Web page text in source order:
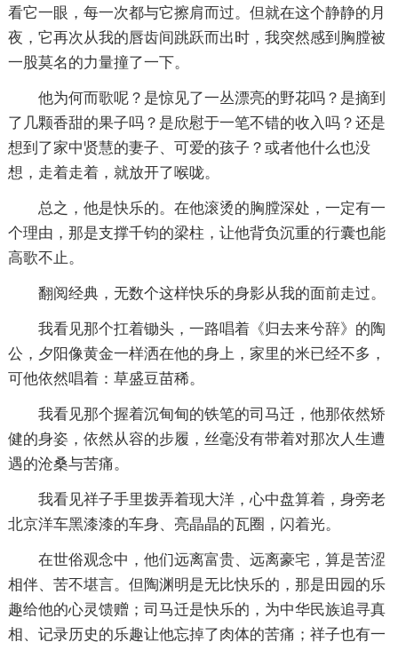
看它一眼，每一次都与它擦肩而过。但就在这个静静的月
夜，它再次从我的唇齿间跳跃而出时，我突然感到胸膛被
一股莫名的力量撞了一下。
他为何而歌呢？是惊见了一丛漂亮的野花吗？是摘到
了几颗香甜的果子吗？是欣慰于一笔不错的收入吗？还是
想到了家中贤慧的妻子、可爱的孩子？或者他什么也没
想，走着走着，就放开了喉咙。
总之，他是快乐的。在他滚烫的胸膛深处，一定有一
个理由，那是支撑千钧的梁柱，让他背负沉重的行囊也能
高歌不止。
翻阅经典，无数个这样快乐的身影从我的面前走过。
我看见那个扛着锄头，一路唱着《归去来兮辞》的陶
公，夕阳像黄金一样洒在他的身上，家里的米已经不多，
可他依然唱着：草盛豆苗稀。
我看见那个握着沉甸甸的铁笔的司马迁，他那依然矫
健的身姿，依然从容的步履，丝毫没有带着对那次人生遭
遇的沧桑与苦痛。
我看见祥子手里拨弄着现大洋，心中盘算着，身旁老
北京洋车黑漆漆的车身、亮晶晶的瓦圈，闪着光。
在世俗观念中，他们远离富贵、远离豪宅，算是苦涩
相伴、苦不堪言。但陶渊明是无比快乐的，那是田园的乐
趣给他的心灵馈赠；司马迁是快乐的，为中华民族追寻真
相、记录历史的乐趣让他忘掉了肉体的苦痛；祥子也有一